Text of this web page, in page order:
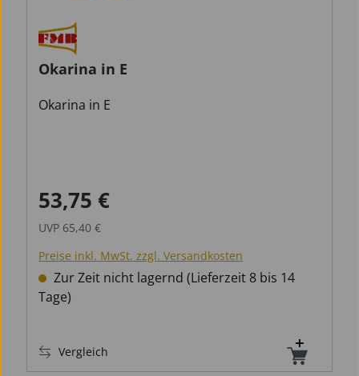
Okarina in E
Okarina in E
Verkaufspreis:
53,75 €
UVP 65,40 €
Preise inkl. MwSt. zzgl. Versandkosten
Zur Zeit nicht lagernd (Lieferzeit 8 bis 14
Tage)
Vergleich